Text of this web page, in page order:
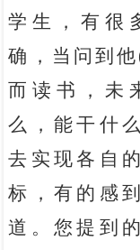
学生，有很
确，当问到
而读书，未
么，能干什
去实现各自
标，有的感
道。您提到